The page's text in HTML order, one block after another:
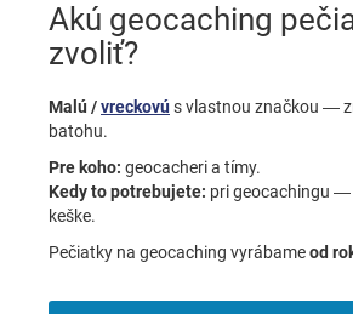
Akú geocaching
zvoliť?
Malú /vreckovús vlastnou značkou —
batohu.
Pre koho: geocacheri a tímy.
Kedy to potrebujete: pri geocachingu —
keške.
Pečiatky na geocaching vyrábameod